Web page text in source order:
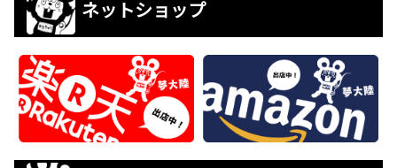
ネットショップ